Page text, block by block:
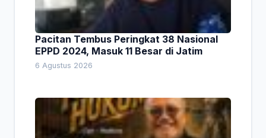
Pacitan Tembus Peringkat 38 Nasional
EPPD 2024, Masuk 11 Besar di Jatim
6 Agustus 2026